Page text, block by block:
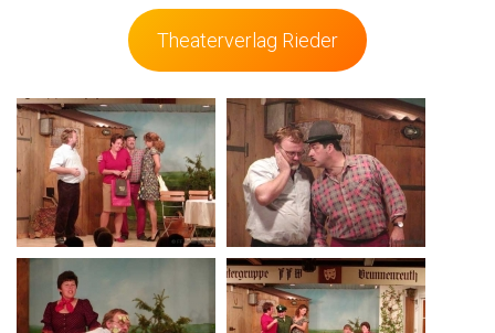
Theaterverlag Rieder